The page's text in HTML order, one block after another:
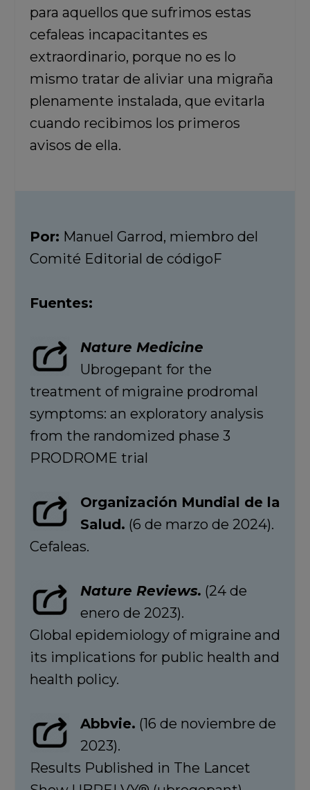
para aquellos que sufrimos estas
cefaleas incapacitantes es
extraordinario, porque no es lo
mismo tratar de aliviar una migraña
plenamente instalada, que evitarla
cuando recibimos los primeros
avisos de ella.
Por: Manuel Garrod, miembro del
Comité Editorial de códigoF
Fuentes:
Nature Medicine
Ubrogepant for the
treatment of migraine prodromal
symptoms: an exploratory analysis
from the randomized phase 3
PRODROME trial
Organización Mundial de la
Salud. (6 de marzo de 2024).
Cefaleas.
Nature Reviews. (24 de
enero de 2023).
Global epidemiology of migraine and
its implications for public health and
health policy.
Abbvie. (16 de noviembre de
2023).
Results Published in The Lancet